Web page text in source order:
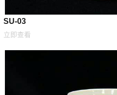
SU-03
立即查看